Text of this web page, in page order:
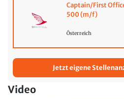
Captain/First
500 (m/f)
Österreich
Jetzt eigene
Video